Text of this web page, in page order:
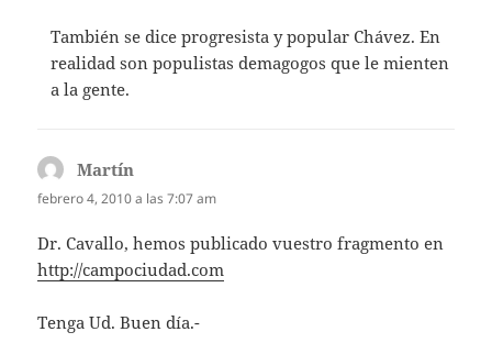
También se dice progresista y popular Chávez. En
realidad son populistas demagogos que le mienten
a la gente.
Martín
febrero 4, 2010 a las 7:07 am
Dr. Cavallo, hemos publicado vuestro fragmento en
http://campociudad.com
Tenga Ud. Buen día.-